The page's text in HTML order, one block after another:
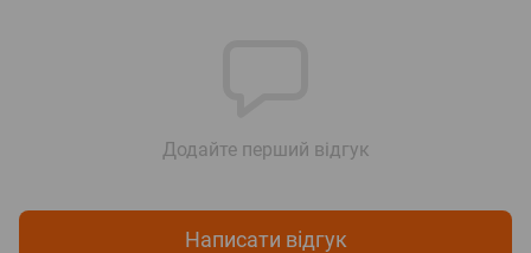
Додайте перший відгук
Написати відгук